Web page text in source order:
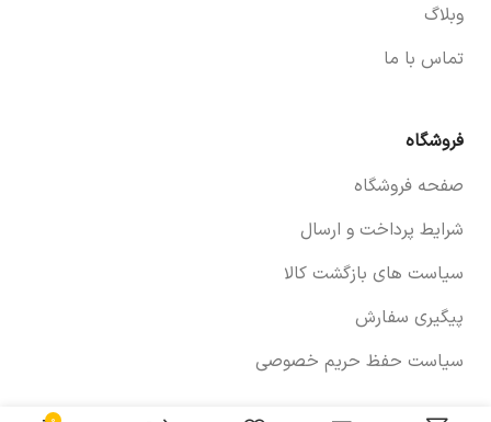
وبلاگ
تماس با ما
فروشگاه
صفحه فروشگاه
شرایط پرداخت و ارسال
سیاست های بازگشت کالا
پیگیری سفارش
سیاست حفظ حریم خصوصی